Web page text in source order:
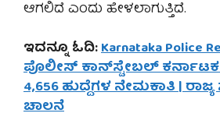
ಆಗಲಿದೆ ಎಂದು ಹೇಳಲಾಗುತ್ತಿದೆ.
ಇದನ್ನೂ ಓದಿ:Karnataka Police
ಪೊಲೀಸ್ ಕಾನ್‌ಸ್ಟೇಬಲ್
4,656 ಹುದ್ದೆಗಳ ನೇಮಕಾತಿ |
ಚಾಲನೆ